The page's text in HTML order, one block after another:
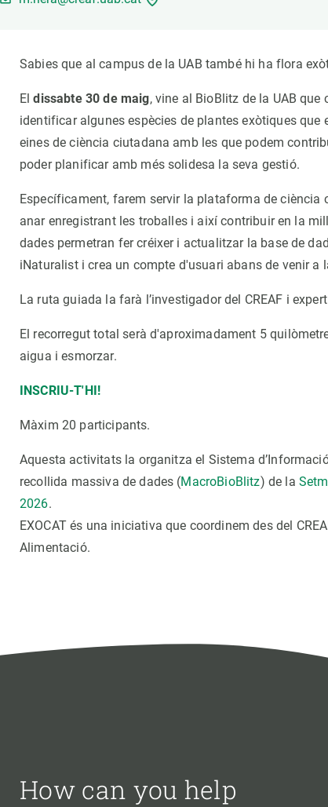
Sabies que al campus de la UAB també hi ha flora
Eldissabte 30 de maig, vine al BioBlitz de la UAB
identificar algunes espècies de plantes exòtiques que
eines de ciència ciutadana amb les que podem
poder planificar amb més solidesa la seva gestió.
Específicament, farem servir la plataforma de
anar enregistrant les troballes i així contribuir en la
dades permetran fer créixer i actualitzar la base de
iNaturalist i crea un compte d'usuari abans de venir a
La ruta guiada la farà l’investigador del CREAF i
El recorregut total serà d'aproximadament 5
aigua i esmorzar.
INSCRIU-T'HI!
Màxim 20 participants.
Aquesta activitats la organitza el Sistema
recollida massiva de dades (MacroBioBlitz) de la
2026.
EXOCAT és una iniciativa que coordinem des del
Alimentació.
How can you help
Brand and logos
Open Science & Knowledge Management
Documentation